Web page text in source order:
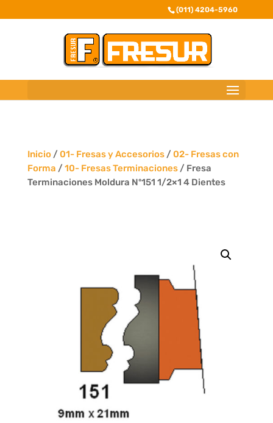
(011) 4204-5960
Inicio/ 01- Fresas y Accesorios/ 02- Fresas con
Forma / 10- Fresas Terminaciones/ Fresa
Terminaciones Moldura Nº151 1/2×1 4 Dientes